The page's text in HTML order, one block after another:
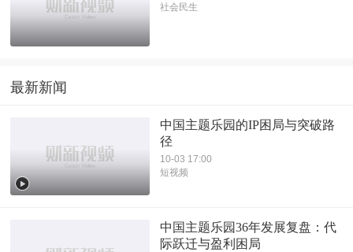
社会民生
最新新闻
中国主题乐园的IP困局与突破路
径
10-03 17:00
短视频
中国主题乐园36年发展复盘：代
际跃迁与盈利困局